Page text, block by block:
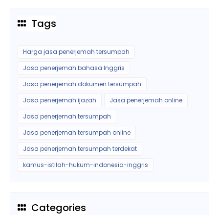
Tags
Harga jasa penerjemah tersumpah
Jasa penerjemah bahasa Inggris
Jasa penerjemah dokumen tersumpah
Jasa penerjemah ijazah
Jasa penerjemah online
Jasa penerjemah tersumpah
Jasa penerjemah tersumpah online
Jasa penerjemah tersumpah terdekat
kamus-istilah-hukum-indonesia-inggris
Categories